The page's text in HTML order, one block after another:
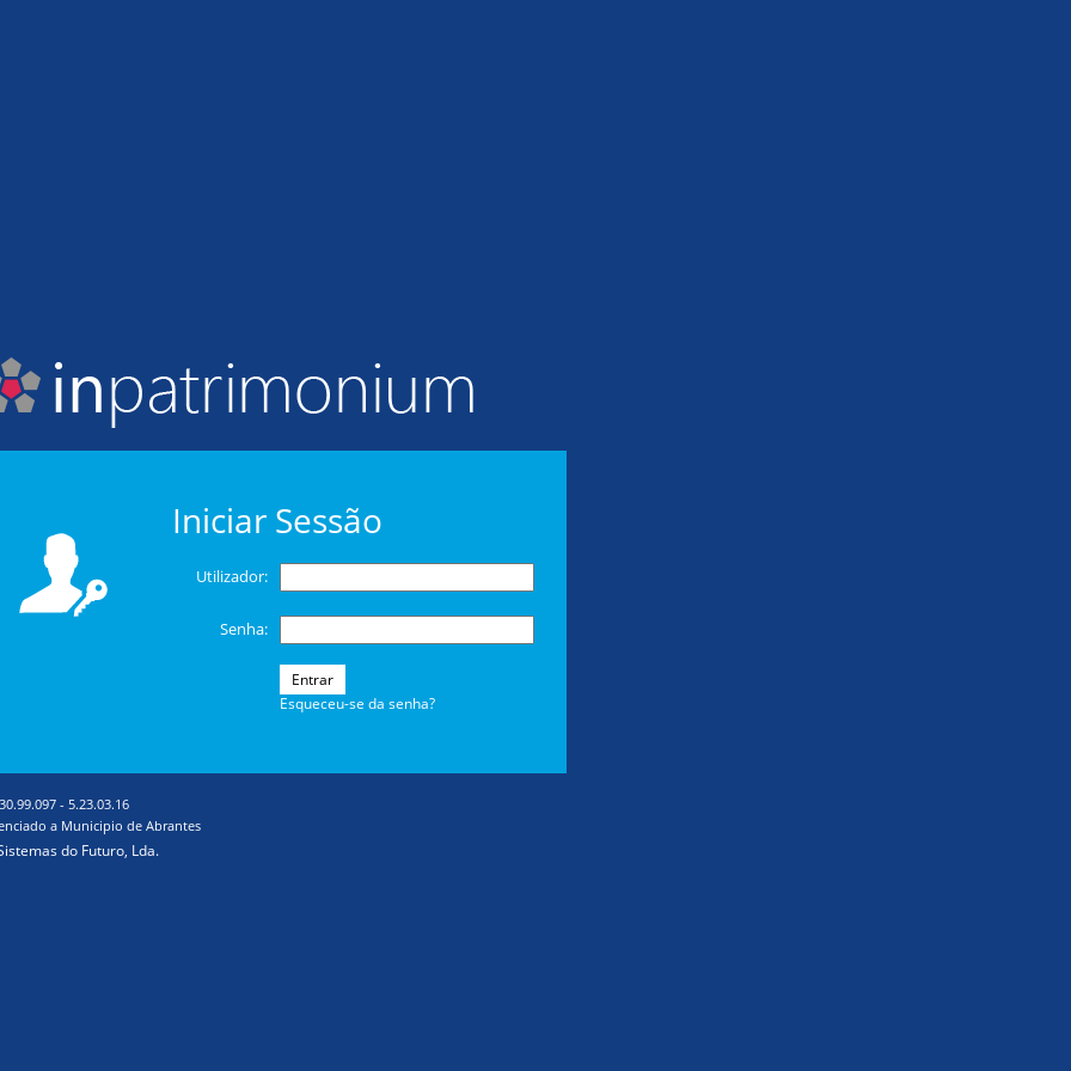
Iniciar Sessão
Utilizador:
Senha:
Entrar
Esqueceu-se da senha?
- 5.23.03.16
a Municipio de Abrantes
do Futuro, Lda.